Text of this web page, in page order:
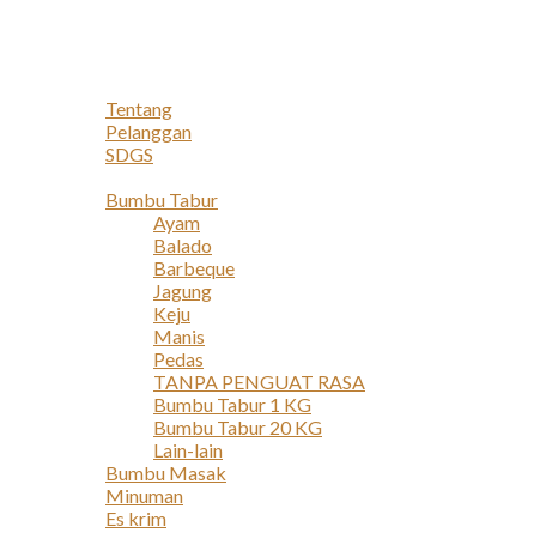
Tentang
Pelanggan
SDGS
Bumbu Tabur
Ayam
Balado
Barbeque
Jagung
Keju
Manis
Pedas
TANPA PENGUAT RASA
Bumbu Tabur 1 KG
Bumbu Tabur 20 KG
Lain-lain
Bumbu Masak
Minuman
Es krim